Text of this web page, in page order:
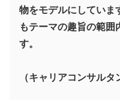
物をモデルにしていま
もテーマの趣旨の範
す。
（キャリアコンサルタ